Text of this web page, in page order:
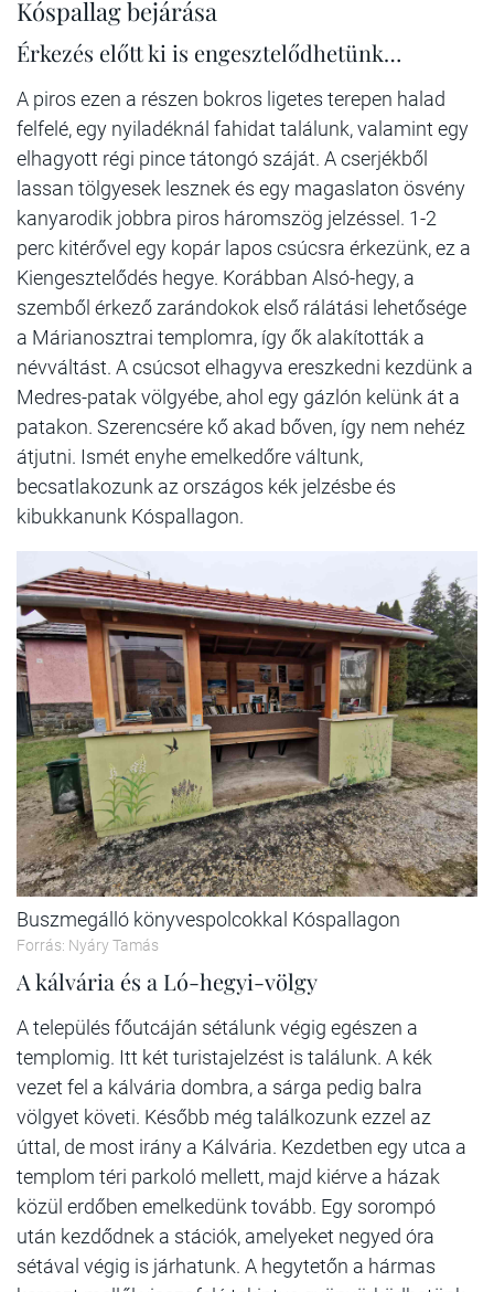
Kóspallag bejárása
Érkezés előtt ki is engesztelődhetünk…
A piros ezen a részen bokros ligetes terepen halad
felfelé, egy nyiladéknál fahidat találunk, valamint egy
elhagyott régi pince tátongó száját. A cserjékből
lassan tölgyesek lesznek és egy magaslaton ösvény
kanyarodik jobbra piros háromszög jelzéssel. 1-2
perc kitérővel egy kopár lapos csúcsra érkezünk, ez a
Kiengesztelődés hegye. Korábban Alsó-hegy, a
szemből érkező zarándokok első rálátási lehetősége
a Márianosztrai templomra, így ők alakították a
névváltást. A csúcsot elhagyva ereszkedni kezdünk a
Medres-patak völgyébe, ahol egy gázlón kelünk át a
patakon. Szerencsére kő akad bőven, így nem nehéz
átjutni. Ismét enyhe emelkedőre váltunk,
becsatlakozunk az országos kék jelzésbe és
kibukkanunk Kóspallagon.
Buszmegálló könyvespolcokkal Kóspallagon
Forrás: Nyáry Tamás
A kálvária és a Ló-hegyi-völgy
A település főutcáján sétálunk végig egészen a
templomig. Itt két turistajelzést is találunk. A kék
vezet fel a kálvária dombra, a sárga pedig balra
völgyet követi. Később még találkozunk ezzel az
úttal, de most irány a Kálvária. Kezdetben egy utca a
templom téri parkoló mellett, majd kiérve a házak
közül erdőben emelkedünk tovább. Egy sorompó
után kezdődnek a stációk, amelyeket negyed óra
sétával végig is járhatunk. A hegytetőn a hármas